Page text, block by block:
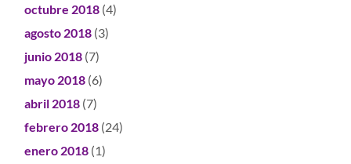
octubre 2018 (4)
agosto 2018 (3)
junio 2018 (7)
mayo 2018 (6)
abril 2018 (7)
febrero 2018 (24)
enero 2018 (1)